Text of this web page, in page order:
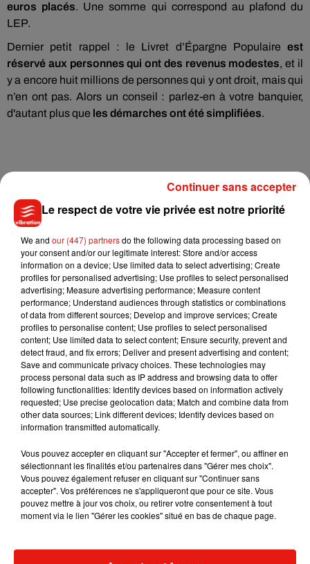
euros placés. Une somme qui correspond au plafond du
LEP.
Dernier petit rappel : le Livret d’Épargne Populaire est
réservé aux personnes qui ont des revenus modestes, et il
y a encore huit millions de personnes qui y ont droit, mais qui
n’en ont pas. Alors un conseil : parlez-en à votre banquier,
d'autant plus que les démarches ont été simplifiées.
Musique
7 août 2026
Madonna sort enfin le remix de « Love
Sensation » avec Kylie Minogue
7 août 2026
Tayc et Didi B dévoilent le single le plus
dansant de l’année
Angèle et Amélie Lens dévoilent leur
collaboration tant attendue
Le respect de votre vie privée est notre priorité
We and our (447) partnersdo the following data processing based on
your consent and/or our legitimate interest: Store and/or access
information on a device; Use limited data to select advertising; Create
profiles for personalised advertising; Use profiles to select personalised
advertising; Measure advertising performance; Measure content
performance; Understand audiences through statistics or combinations
of data from different sources; Develop and improve services; Create
profiles to personalise content; Use profiles to select personalised
content; Use limited data to select content; Ensure security, prevent and
detect fraud, and fix errors; Deliver and present advertising and content;
Save and communicate privacy choices. These technologies may
process personal data such as IP address and browsing data to offer
following functionalities: Identify devices based on information actively
requested; Use precise geolocation data; Match and combine data from
other data sources; Link different devices; Identify devices based on
information transmitted automatically.
Vous pouvez accepter en cliquant sur "Accepter et fermer", ou affiner en
sélectionnant les finalités et/ou partenaires dans "Gérer mes choix".
Vous pouvez également refuser en cliquant sur "Continuer sans
accepter". Vos préférences ne s'appliqueront que pour ce site. Vous
pouvez mettre à jour vos choix, ou retirer votre consentement à tout
moment via le lien "Gérer les cookies" situé en bas de chaque page.
Continuer sans accepter